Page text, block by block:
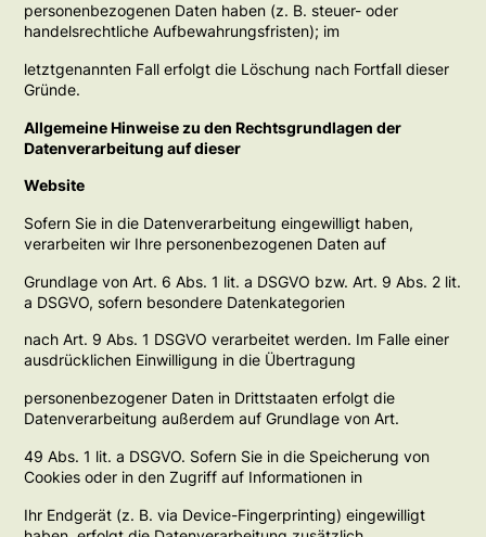
personenbezogenen Daten haben (z. B. steuer- oder
handelsrechtliche Aufbewahrungsfristen); im
letztgenannten Fall erfolgt die Löschung nach Fortfall dieser
Gründe.
Allgemeine Hinweise zu den Rechtsgrundlagen der
Datenverarbeitung auf dieser
Website
Sofern Sie in die Datenverarbeitung eingewilligt haben,
verarbeiten wir Ihre personenbezogenen Daten auf
Grundlage von Art. 6 Abs. 1 lit. a DSGVO bzw. Art. 9 Abs. 2 lit.
a DSGVO, sofern besondere Datenkategorien
nach Art. 9 Abs. 1 DSGVO verarbeitet werden. Im Falle einer
ausdrücklichen Einwilligung in die Übertragung
personenbezogener Daten in Drittstaaten erfolgt die
Datenverarbeitung außerdem auf Grundlage von Art.
49 Abs. 1 lit. a DSGVO. Sofern Sie in die Speicherung von
Cookies oder in den Zugriff auf Informationen in
Ihr Endgerät (z. B. via Device-Fingerprinting) eingewilligt